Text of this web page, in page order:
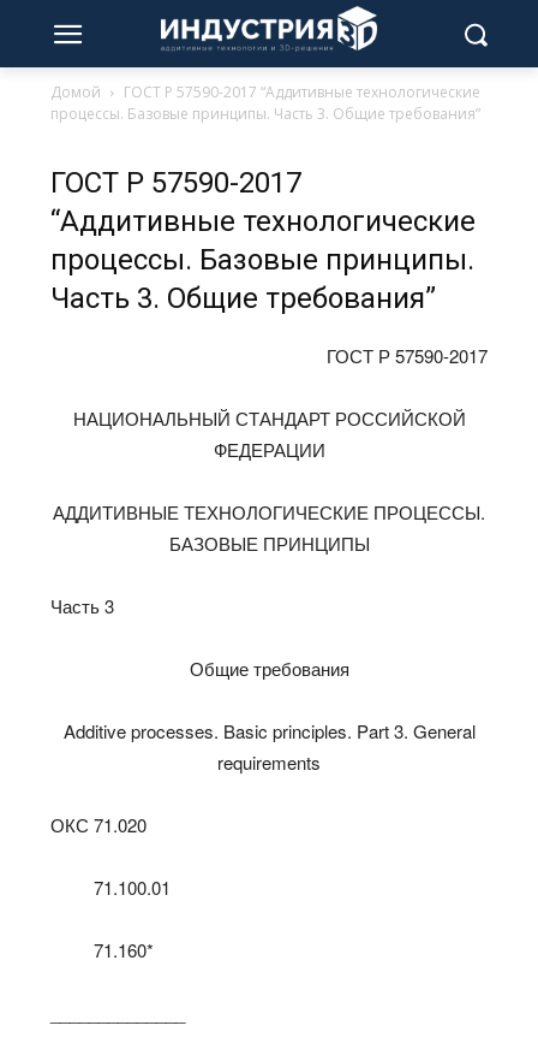
Домой
ГОСТ Р 57590-2017 “Аддитивные технологические
процессы. Базовые принципы. Часть 3. Общие требования”
ГОСТ Р 57590-2017
“Аддитивные технологические
процессы. Базовые принципы.
Часть 3. Общие требования”
ГОСТ Р 57590-2017
НАЦИОНАЛЬНЫЙ СТАНДАРТ РОССИЙСКОЙ
ФЕДЕРАЦИИ
АДДИТИВНЫЕ ТЕХНОЛОГИЧЕСКИЕ ПРОЦЕССЫ.
БАЗОВЫЕ ПРИНЦИПЫ
Часть 3
Общие требования
Additive processes. Basic principles. Part 3. General
requirements
ОКС 71.020
71.100.01
71.160*